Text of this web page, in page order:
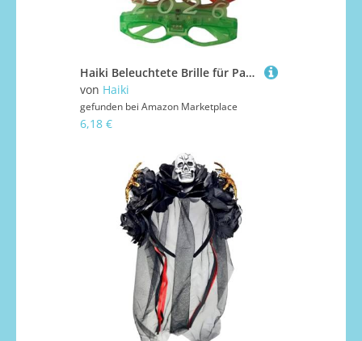
Haiki Beleuchtete Brille für Partys, Cosplay, einzigartige Designs, praktischer Rahmen, Kostüm, Konventionszubehör, leuchtende Partybrille
von Haiki
gefunden bei Amazon Marketplace
6,18 €